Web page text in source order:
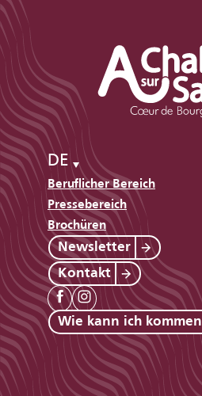
DE
Beruflicher Bereich
Pressebereich
Brochüren
Newsletter
Kontakt
Wie kann ich kommen